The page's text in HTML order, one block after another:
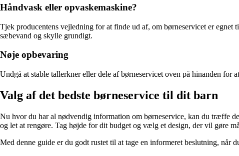
Håndvask eller opvaskemaskine?
Tjek producentens vejledning for at finde ud af, om børneservicet er
sæbevand og skylle grundigt.
Nøje opbevaring
Undgå at stable tallerkner eller dele af børneservicet oven på hinanden
Valg af det bedste børneservice til dit barn
Nu hvor du har al nødvendig information om børneservice, kan du træffe
og let at rengøre. Tag højde for dit budget og vælg et design, der vil gøre
Med denne guide er du godt rustet til at tage en informeret beslutning,